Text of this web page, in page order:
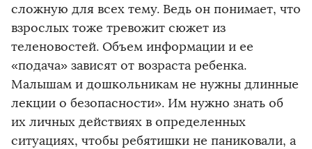
сложную для всех тему. Ведь он понимает, что
взрослых тоже тревожит сюжет из
теленовостей. Объем информации и ее
«подача» зависят от возраста ребенка.
Малышам и дошкольникам не нужны длинные
лекции о безопасности». Им нужно знать об
их личных действиях в определенных
ситуациях, чтобы ребятишки не паниковали, а